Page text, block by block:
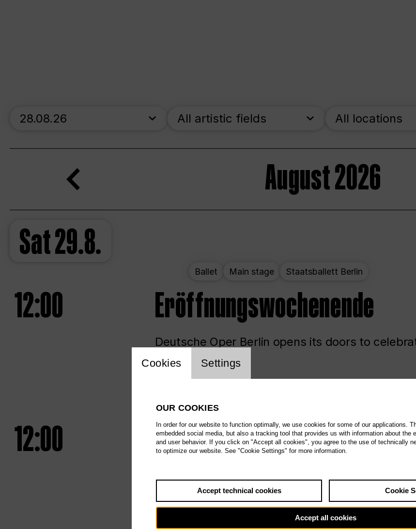
skip_calendar_timeline
Search
All artistic fields All locations
August 2026
Sat29.8.
Ballet Main stage Staatsballett Berlin
12:00 Eröffnungswochenende
Deutsche Oper Berlin opens its doors to
Unlimited
12:00 UNLESS THE PEOPLE LIVE HERE
Von Samstag 12.00 bis Sonntag 18.00 in und
Website cookie setting
Cookies Settings
OUR COOKIES
In order for our website to function optimally, we use cookies for some of our applications.
embedded social media, but also a tracking tool that provides us with information about the
and user behavior. If you click on "Accept all cookies", you agree to the use of technically
to optimize our website. See "Cookie Settings" for more information.
Accept technical cookies Cookie
Accept all cookies